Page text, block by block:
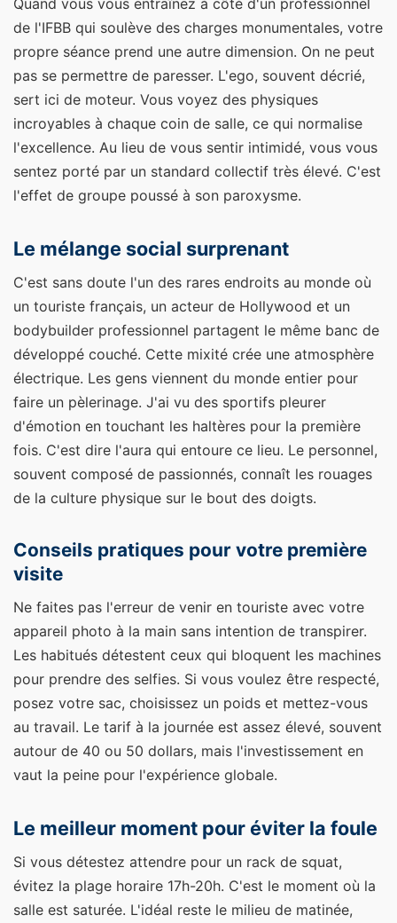
Quand vous vous entraînez à côté d'un professionnel
de l'IFBB qui soulève des charges monumentales, votre
propre séance prend une autre dimension. On ne peut
pas se permettre de paresser. L'ego, souvent décrié,
sert ici de moteur. Vous voyez des physiques
incroyables à chaque coin de salle, ce qui normalise
l'excellence. Au lieu de vous sentir intimidé, vous vous
sentez porté par un standard collectif très élevé. C'est
l'effet de groupe poussé à son paroxysme.
Le mélange social surprenant
C'est sans doute l'un des rares endroits au monde où
un touriste français, un acteur de Hollywood et un
bodybuilder professionnel partagent le même banc de
développé couché. Cette mixité crée une atmosphère
électrique. Les gens viennent du monde entier pour
faire un pèlerinage. J'ai vu des sportifs pleurer
d'émotion en touchant les haltères pour la première
fois. C'est dire l'aura qui entoure ce lieu. Le personnel,
souvent composé de passionnés, connaît les rouages
de la culture physique sur le bout des doigts.
Conseils pratiques pour votre première
visite
Ne faites pas l'erreur de venir en touriste avec votre
appareil photo à la main sans intention de transpirer.
Les habitués détestent ceux qui bloquent les machines
pour prendre des selfies. Si vous voulez être respecté,
posez votre sac, choisissez un poids et mettez-vous
au travail. Le tarif à la journée est assez élevé, souvent
autour de 40 ou 50 dollars, mais l'investissement en
vaut la peine pour l'expérience globale.
Le meilleur moment pour éviter la foule
Si vous détestez attendre pour un rack de squat,
évitez la plage horaire 17h-20h. C'est le moment où la
salle est saturée. L'idéal reste le milieu de matinée,